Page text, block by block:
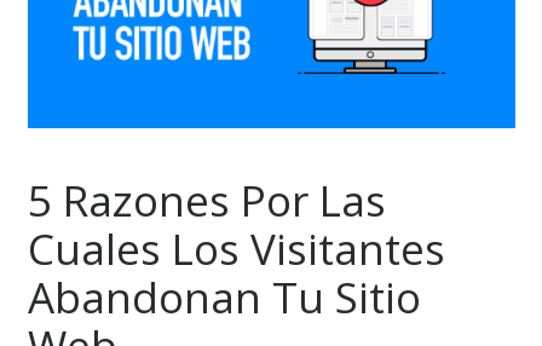
5 Razones Por Las
Cuales Los Visitantes
Abandonan Tu Sitio